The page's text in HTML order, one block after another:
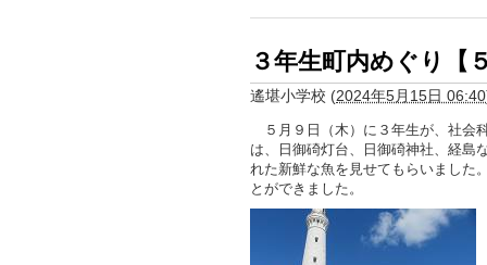
３年生町内めぐり【
遙堪小学校 (2024年5月15日 06:40
５月９日（木）に３年生が、社会
は、日御碕灯台、日御碕神社、経島
れた新鮮な魚を見せてもらいました
とができました。